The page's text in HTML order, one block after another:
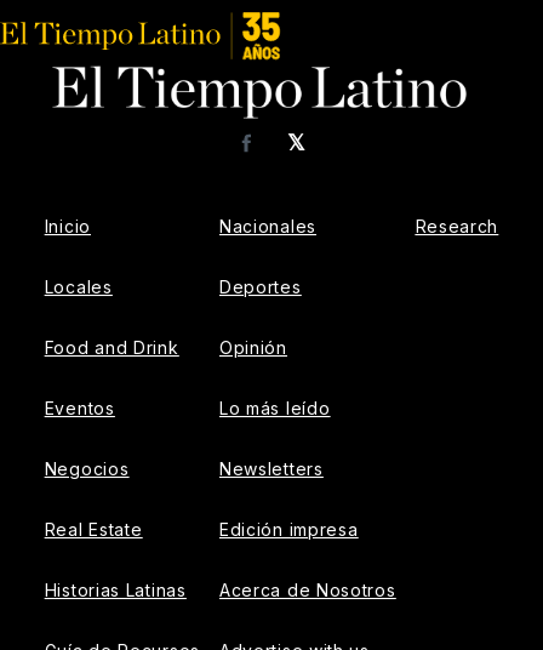
𝕏
Facebook
Inicio
Locales
Food and Drink
Eventos
Negocios
Real Estate
Historias Latinas
Nacionales
Deportes
Opinión
Lo más leído
Newsletters
Edición impresa
Acerca de Nosotros
Research